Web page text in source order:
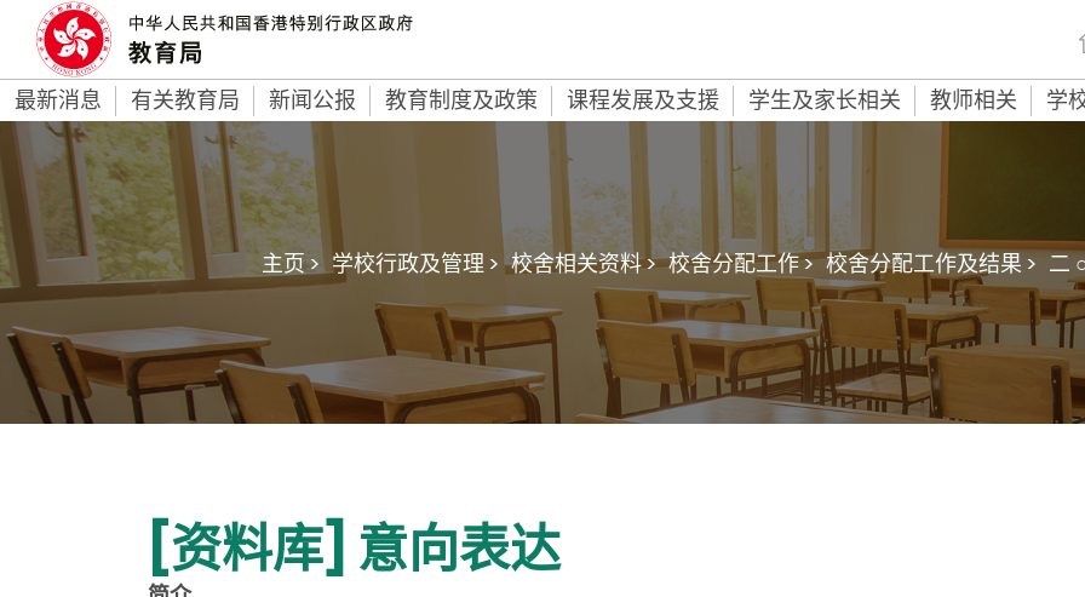
最新消息 有关教育局 新闻公报 教育制度及政策 课程发展及支援 学生及家长相关 教师相关 学
主页 > 学校行政及管理 > 校舍相关资料 > 校舍分配工作 > 校舍分配工作及结果 > 二
[资料库] 意向表达